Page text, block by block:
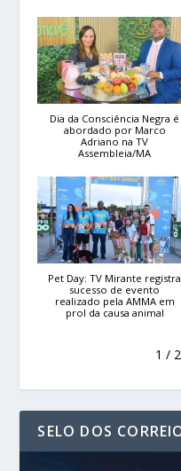
Dia da Consciência Negra é
abordado por Marco
Adriano na TV
Assembleia/MA
Pet Day: TV Mirante registra
sucesso de evento
realizado pela AMMA em
prol da causa animal
1 /
SELO DOS